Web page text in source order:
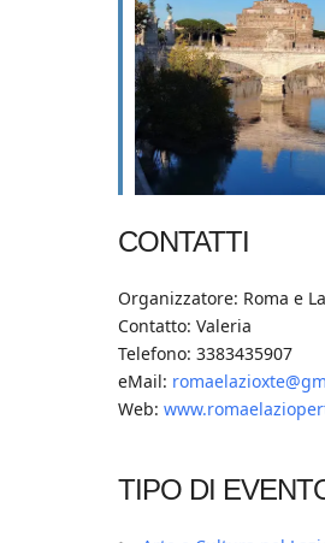
CONTATTI
Organizzatore: Roma e
Contatto: Valeria
Telefono: 3383435907
eMail:
Web:
TIPO DI